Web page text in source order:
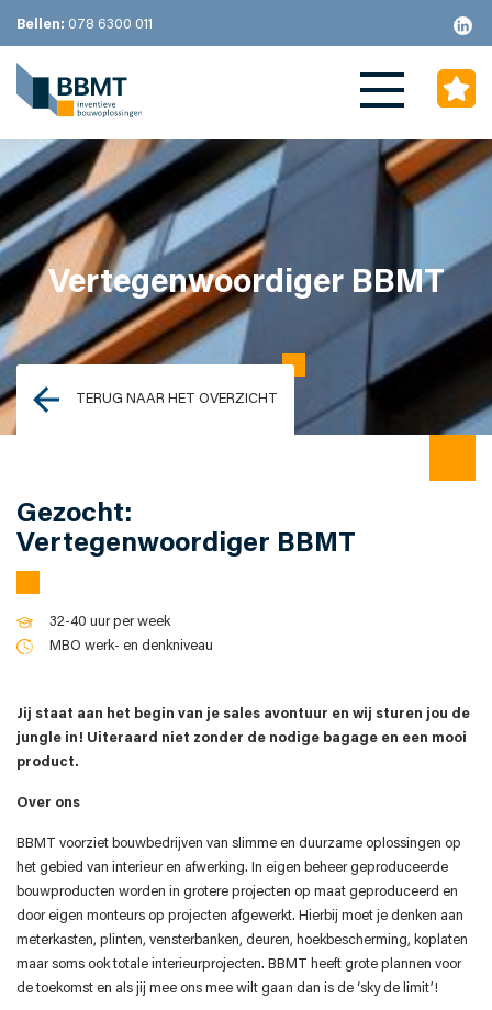
Bellen: 078 6300 011
Vertegenwoordiger BBMT
TERUG NAAR HET OVERZICHT
Gezocht:
Vertegenwoordiger BBMT
32-40 uur per week
MBO werk- en denkniveau
Jij staat aan het begin van je sales avontuur en wij sturen jou de
jungle in! Uiteraard niet zonder de nodige bagage en een mooi
product.
Over ons
BBMT voorziet bouwbedrijven van slimme en duurzame oplossingen op
het gebied van interieur en afwerking. In eigen beheer geproduceerde
bouwproducten worden in grotere projecten op maat geproduceerd en
door eigen monteurs op projecten afgewerkt. Hierbij moet je denken aan
meterkasten, plinten, vensterbanken, deuren, hoekbescherming, koplaten
maar soms ook totale interieurprojecten. BBMT heeft grote plannen voor
de toekomst en als jij mee ons mee wilt gaan dan is de ‘sky de limit’!